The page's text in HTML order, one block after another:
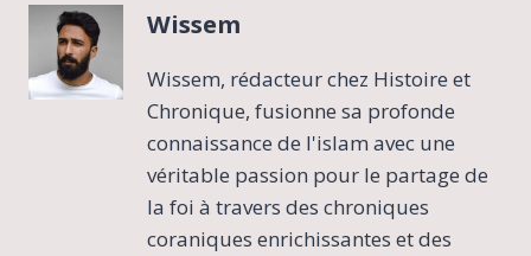
Wissem
Wissem, rédacteur chez Histoire et
Chronique, fusionne sa profonde
connaissance de l'islam avec une
véritable passion pour le partage de
la foi à travers des chroniques
coraniques enrichissantes et des